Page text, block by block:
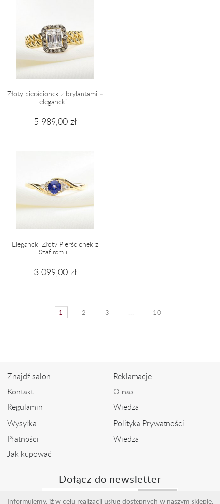
Złoty pierścionek z brylantami –
elegancki...
5 989,00 zł
Elegancki Złoty Pierścionek z
Szafirem i...
3 099,00 zł
1 2 3 ... 10
Znajdź salon
Kontakt
Regulamin
Reklamacje
O nas
Wiedza
Wysyłka
Płatności
Jak kupować
Polityka Prywatności
Wiedza
Dołącz do newsletter
Wyślij
Informujemy, iż w celu realizacji usług dostępnych w naszym sklepie,